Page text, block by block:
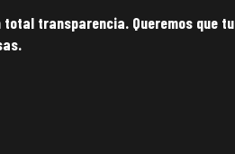
transparencia. Queremos que